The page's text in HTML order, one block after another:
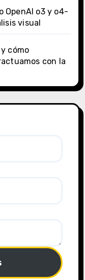
OpenAI o3 y o4-
visual
cómo
con la